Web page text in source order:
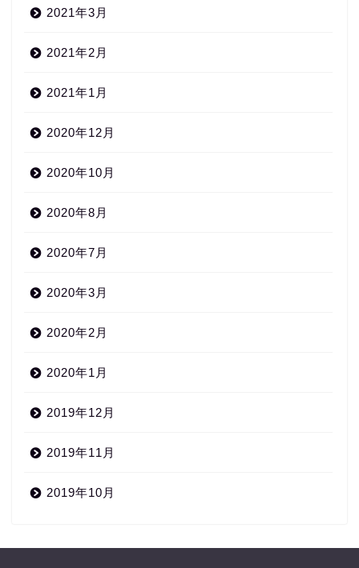
2021年3月
2021年2月
2021年1月
2020年12月
2020年10月
2020年8月
2020年7月
2020年3月
2020年2月
2020年1月
2019年12月
2019年11月
2019年10月